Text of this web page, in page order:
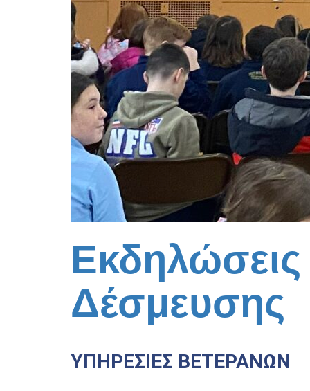
Εκδηλώσεις
Δέσμευσης
ΥΠΗΡΕΣΊΕΣ ΒΕΤΕΡΆΝΩΝ